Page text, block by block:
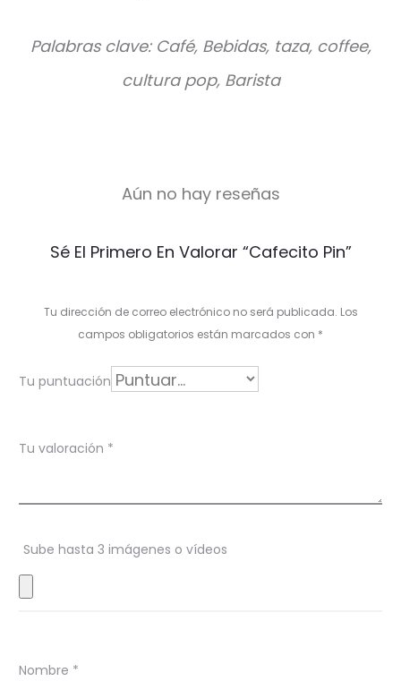
Palabras clave: Café, Bebidas, taza, coffee,
cultura pop, Barista
r
i
o
e
s
Aún no hay reseñas
Sé El Primero En Valorar “Cafecito Pin”
Tu dirección de correo electrónico no será publicada. Los
campos obligatorios están marcados con *
Tu puntuación
Tu valoración *
Sube hasta 3 imágenes o vídeos
Nombre *